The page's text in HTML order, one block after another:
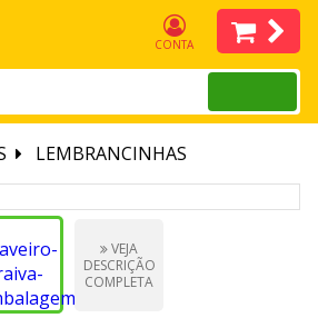
CONTA
LEMBRANCINHAS
VEJA
DESCRIÇÃO
COMPLETA